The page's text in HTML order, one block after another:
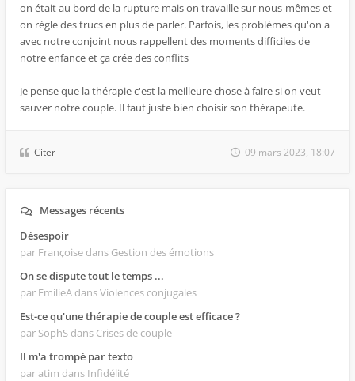
on était au bord de la rupture mais on travaille sur nous-mêmes et
on règle des trucs en plus de parler. Parfois, les problèmes qu'on a
avec notre conjoint nous rappellent des moments difficiles de
notre enfance et ça crée des conflits
Je pense que la thérapie c'est la meilleure chose à faire si on veut
sauver notre couple. Il faut juste bien choisir son thérapeute.
Citer 09 mars 2023, 18:07
Messages récents
Désespoir
par Françoise dans Gestion des émotions
On se dispute tout le temps ...
par EmilieA dans Violences conjugales
Est-ce qu'une thérapie de couple est efficace ?
par SophS dans Crises de couple
Il m'a trompé par texto
par atim dans Infidélité